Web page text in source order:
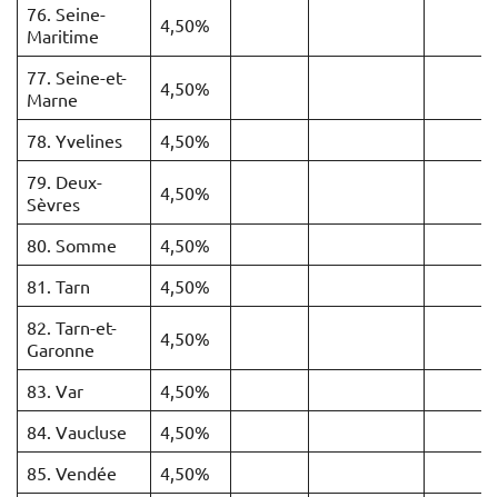
76. Seine-
Maritime
4,50%
77. Seine-et-
Marne
4,50%
78. Yvelines
4,50%
79. Deux-
Sèvres
4,50%
80. Somme
4,50%
81. Tarn
4,50%
82. Tarn-et-
Garonne
4,50%
83. Var
4,50%
84. Vaucluse
4,50%
85. Vendée
4,50%